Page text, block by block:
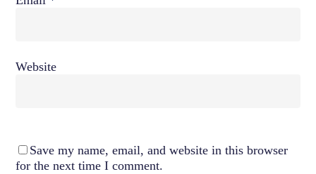
Website
Save my name, email, and website in this browser
for the next time I comment.